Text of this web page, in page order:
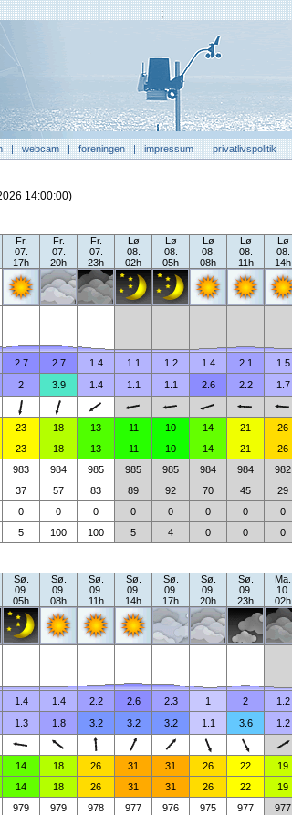
;
|webcam|foreningen|impressum|privatlivspolitik
14:00:00)
Fr.
07.
17h
Fr.
07.
20h
Fr.
07.
23h
Lø
08.
02h
Lø
08.
05h
Lø
08.
08h
Lø
08.
11h
Lø
08.
14h
2.7 2.7 1.4 1.1 1.2 1.4 2.1 1.5
2 3.9 1.4 1.1 1.1 2.6 2.2 1.7
23 18 13 11 10 14 21 26
23 18 13 11 10 14 21 26
983 984 985 985 985 984 984 982
37 57 83 89 92 70 45 29
0 0 0 0 0 0 0 0
5 100 100 5 4 0 0 0
Sø.
09.
05h
Sø.
09.
08h
Sø.
09.
11h
Sø.
09.
14h
Sø.
09.
17h
Sø.
09.
20h
Sø.
09.
23h
Ma.
10.
02h
1.4 1.4 2.2 2.6 2.3 1 2 1.2
1.3 1.8 3.2 3.2 3.2 1.1 3.6 1.2
14 18 26 31 31 26 22 19
14 18 26 31 31 26 22 19
979 979 978 977 976 975 977 977